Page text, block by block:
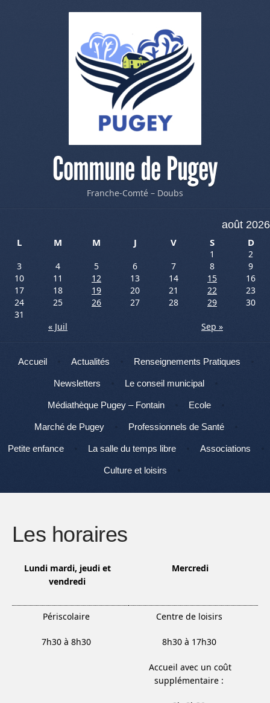
Commune de Pugey
Franche-Comté – Doubs
août 2026
L
M M J V S D
1
2
3
4 5 6 7 8
9
10
11 12 13 14 15
16
17
18 19 20 21 22
23
24
25 26 27 28 29
30
31
« Juil
Sep »
Menu
Aller au contenu
Accueil Actualités Renseignements Pratiques
Newsletters Le conseil municipal
Médiathèque Pugey – Fontain Ecole
Marché de Pugey Professionnels de Santé
Petite enfance La salle du temps libre Associations
Culture et loisirs
Les horaires
Lundimardi, jeudi et
vendredi
Mercredi
Périscolaire
7h30 à 8h30
Centre de loisirs
8h30 à 17h30
Accueil avec un coût
supplémentaire :